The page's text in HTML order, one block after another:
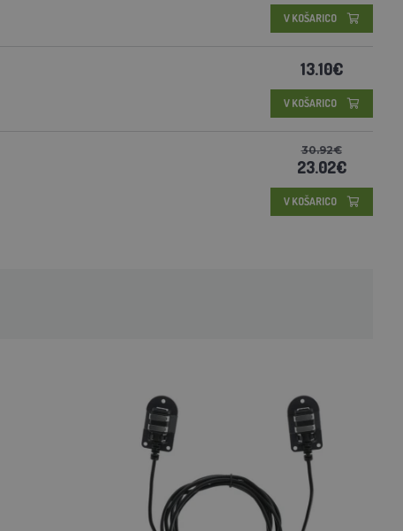
V KOŠARICO
13.10€
V KOŠARICO
30.92€
23.02€
V KOŠARICO